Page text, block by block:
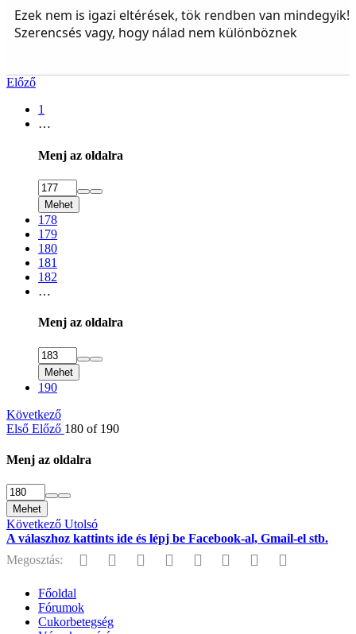
Ezek nem is igazi eltérések, tök rendben van mindegyik!
Szerencsés vagy, hogy nálad nem különböznek
Előző
1
…
Menj az oldalra
Mehet
178
179
180
181
182
…
Menj az oldalra
Mehet
190
Következő
Első Előző 180 of 190
Menj az oldalra
Mehet
Következő Utolsó
A válaszhoz kattints ide és lépj be Facebook-al, Gmail-el stb.
Megosztás:
Facebook
Twitter Reddit PinterestTumblr WhatsApp
E-mail
Főoldal
Fórumok
Cukorbetegség